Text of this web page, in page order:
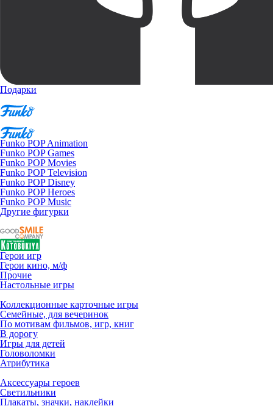
Подарки
Funko POP Animation
Funko POP Games
Funko POP Movies
Funko POP Television
Funko POP Disney
Funko POP Heroes
Funko POP Music
Другие фигурки
Герои игр
Герои кино, м/ф
Прочие
Настольные игры
Коллекционные карточные игры
Семейные, для вечеринок
По мотивам фильмов, игр, книг
В дорогу
Игры для детей
Головоломки
Атрибутика
Аксессуары героев
Светильники
Плакаты, значки, наклейки